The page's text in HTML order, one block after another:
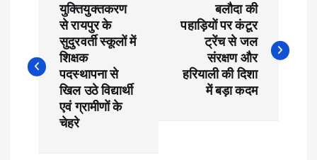
s
युक्तियुक्तकरण
से रायपुर के
सुदुरवर्ती स्कूलों में
शिक्षक
पदस्थापना से
खिल उठे विद्यार्थी
एवं ग्रामीणों के
चेहरे
बलौदा की
पहाड़ियों पर कंटूर
ट्रेंच से जल
संरक्षण और
हरियाली की दिशा
में बड़ा कदम